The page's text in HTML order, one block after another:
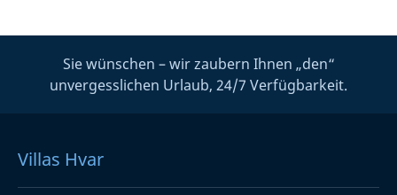
Sie wünschen – wir zaubern Ihnen „den“
unvergesslichen Urlaub, 24/7 Verfügbarkeit.
Villas Hvar